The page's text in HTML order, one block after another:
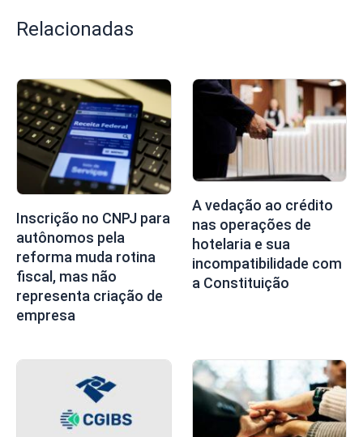
Relacionadas
Inscrição no CNPJ para
autônomos pela
reforma muda rotina
fiscal, mas não
representa criação de
empresa
A vedação ao crédito
nas operações de
hotelaria e sua
incompatibilidade com
a Constituição